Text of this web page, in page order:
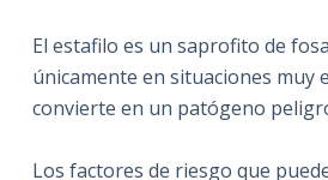
El estafilo es un saprofito de
únicamente en situaciones muy
convierte en un patógeno
Los factores de riesgo que